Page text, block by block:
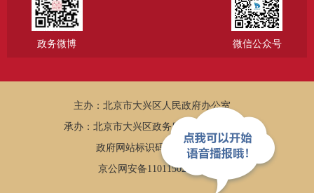
政务微博 微信公众号
主办：北京市大兴区人民政府办公室
承办：北京市大兴区政务服务和数据管理局
政府网站标识码：1101150005
京公网安备11011502002502